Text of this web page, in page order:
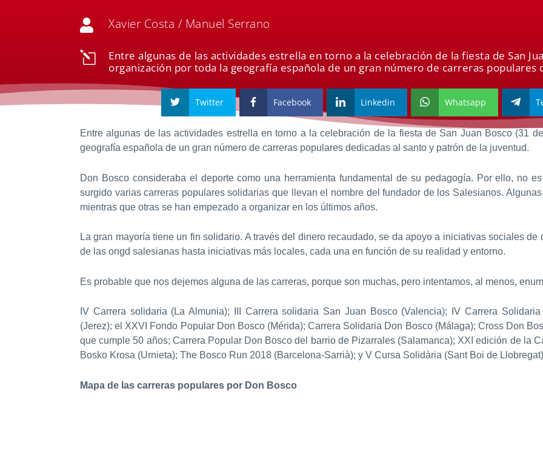
 Xavier Costa / Manuel Serrano
l
Entre algunas de las actividades estrella en torno a la celebración de la fiesta de San
organización por toda la geografía española de un gran número de carreras populares
Twitter Facebook Linkedin Whatsapp
Entre algunas de las actividades estrella en torno a la celebración de la fiesta de San Juan Bosco (31
geografía española de un gran número de carreras populares dedicadas al santo y patrón de la juventud.
Don Bosco consideraba el deporte como una herramienta fundamental de su pedagogía. Por ello, no
surgido varias carreras populares solidarias que llevan el nombre del fundador de los Salesianos.
mientras que otras se han empezado a organizar en los últimos años.
La gran mayoría tiene un fin solidario. A través del dinero recaudado, se da apoyo a iniciativas sociales
de las ongd salesianas hasta iniciativas más locales, cada una en función de su realidad y entorno.
Es probable que nos dejemos alguna de las carreras, porque son muchas, pero intentamos, al menos,
IV Carrera solidaria (La Almunia); III Carrera solidaria San Juan Bosco (Valencia); IV Carrera
(Jerez); el XXVI Fondo Popular Don Bosco (Mérida); Carrera Solidaria Don Bosco (Málaga); Cross Don
que cumple 50 años; Carrera Popular Don Bosco del barrio de Pizarrales (Salamanca); XXI edición de la
Bosko Krosa (Urnieta); The Bosco Run 2018 (Barcelona-Sarrià); y V Cursa Solidària (Sant Boi de
Mapa de las carreras populares por Don Bosco